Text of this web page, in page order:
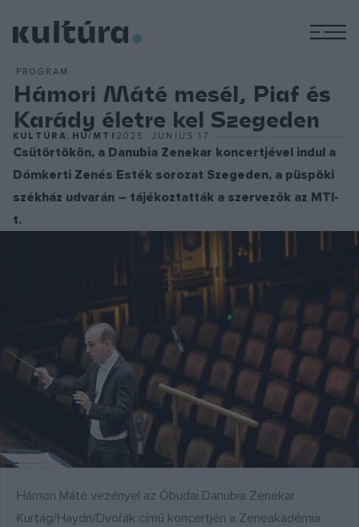
PROGRAM
Hámori Máté mesél, Piaf és
Karády életre kel Szegeden
KULTÚRA.HU/MTI 2025. JÚNIUS 17.
Csütörtökön, a Danubia Zenekar koncertjével indul a
Dómkerti Zenés Esték sorozat Szegeden, a püspöki
székház udvarán – tájékoztatták a szervezők az MTI-
t.
Hámori Máté vezényel az Óbudai Danubia Zenekar
Kurtág/Haydn/Dvořák című koncertjén a Zeneakadémia